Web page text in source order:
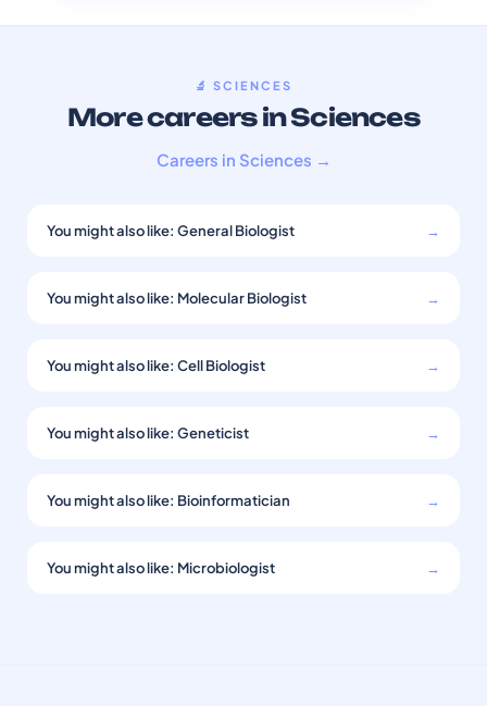
🔬 SCIENCES
More careers in Sciences
Careers in Sciences →
You might also like: General Biologist →
You might also like: Molecular Biologist →
You might also like: Cell Biologist →
You might also like: Geneticist →
You might also like: Bioinformatician →
You might also like: Microbiologist →